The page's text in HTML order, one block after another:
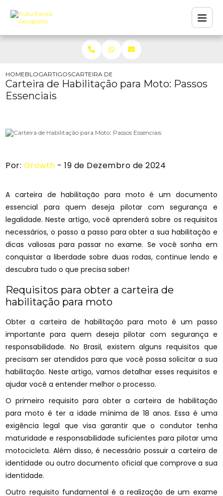
HOMEBLOGARTIGOSCARTEIRA DE HABILITAÇÃO PARA MOTO:
Carteira de Habilitação para Moto: Passos
Essenciais
Por: Growth - 19 de Dezembro de 2024
A carteira de habilitação para moto é um documento
essencial para quem deseja pilotar com segurança e
legalidade. Neste artigo, você aprenderá sobre os requisitos
necessários, o passo a passo para obter a sua habilitação e
dicas valiosas para passar no exame. Se você sonha em
conquistar a liberdade sobre duas rodas, continue lendo e
descubra tudo o que precisa saber!
Requisitos para obter a carteira de
habilitação para moto
Obter a carteira de habilitação para moto é um passo
importante para quem deseja pilotar com segurança e
responsabilidade. No Brasil, existem alguns requisitos que
precisam ser atendidos para que você possa solicitar a sua
habilitação. Neste artigo, vamos detalhar esses requisitos e
ajudar você a entender melhor o processo.
O primeiro requisito para obter a carteira de habilitação
para moto é ter a idade mínima de 18 anos. Essa é uma
exigência legal que visa garantir que o condutor tenha
maturidade e responsabilidade suficientes para pilotar uma
motocicleta. Além disso, é necessário possuir a carteira de
identidade ou outro documento oficial que comprove a sua
identidade.
Outro requisito fundamental é a realização de um exame